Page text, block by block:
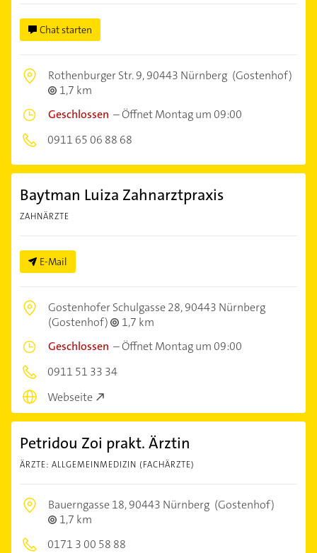
Chat starten
Rothenburger Str. 9,90443 Nürnberg (Gostenhof)
1,7 km
Geschlossen –Öffnet Montag um 09:00
0911 65 06 88 68
Baytman Luiza Zahnarztpraxis
ZAHNÄRZTE
E-Mail
Gostenhofer Schulgasse 28,90443 Nürnberg
(Gostenhof)
1,7 km
Geschlossen –Öffnet Montag um 09:00
0911 51 33 34
Webseite
Petridou Zoi prakt. Ärztin
ÄRZTE: ALLGEMEINMEDIZIN (FACHÄRZTE)
Bauerngasse 18,90443 Nürnberg (Gostenhof)
1,7 km
0171 3 00 58 88